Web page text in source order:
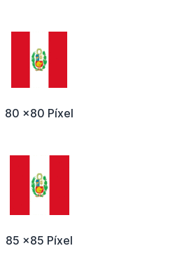
80 x80 Píxel
85 x85 Píxel